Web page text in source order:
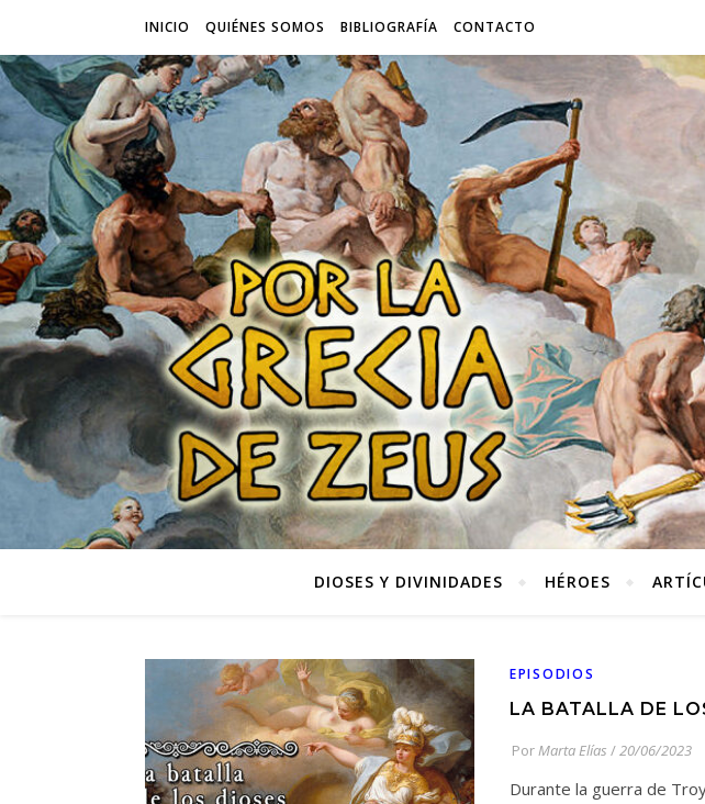
INICIO QUIÉNES SOMOS BIBLIOGRAFÍA CONTACTO
DIOSES Y DIVINIDADES HÉROES
EPISODIOS
LA BATALLA DE
PorMarta Elías /20/06/2023
Durante la guerra de